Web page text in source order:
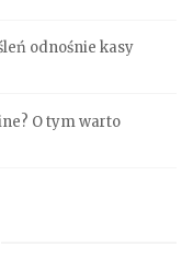
odnośnie kasy
O tym warto